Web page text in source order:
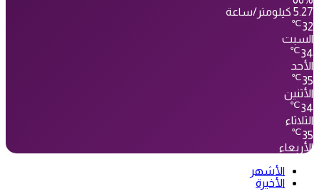
5.27 كيلومتر/ساعة
32
℃
السبت
34
℃
الأحد
35
℃
الأثنين
34
℃
الثلاثاء
35
℃
الأربعاء
الأشهر
الأخيرة